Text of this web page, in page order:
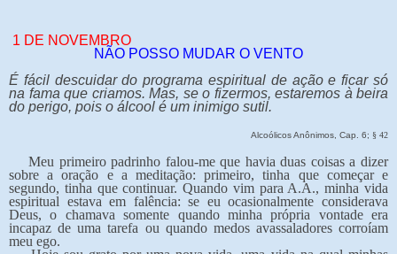
1 DE NOVEMBRO
NÃO POSSO MUDAR O VENTO
É fácil descuidar do programa espiritual de ação e ficar só
na fama que criamos. Mas, se o fizermos, estaremos à beira
do perigo, pois o álcool é um inimigo sutil.
Alcoólicos Anônimos, Cap. 6; § 42
Meu primeiro padrinho falou-me que havia duas coisas a dizer
sobre a oração e a meditação: primeiro, tinha que começar e
segundo, tinha que continuar. Quando vim para A.A., minha vida
espiritual estava em falência: se eu ocasionalmente considerava
Deus, o chamava somente quando minha própria vontade era
incapaz de uma tarefa ou quando medos avassaladores corroíam
meu ego.